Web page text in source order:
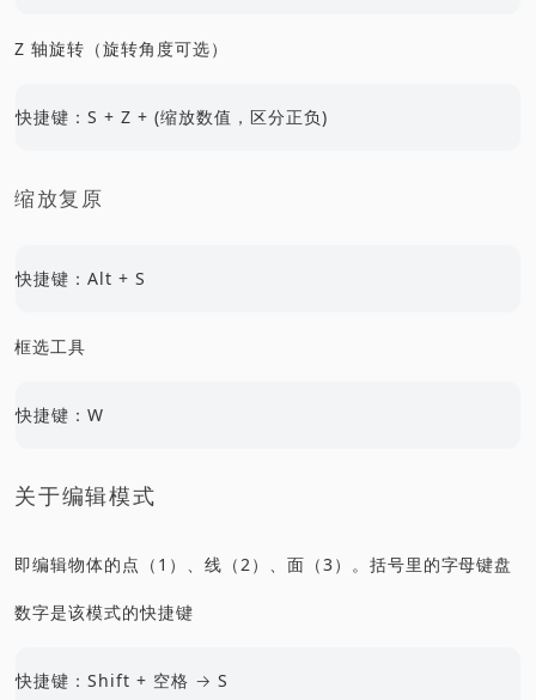
Z 轴旋转（旋转角度可选）
快捷键：S + Z + (缩放数值，区分正负)
缩放复原
快捷键：Alt + S
框选工具
快捷键：W
关于编辑模式
即编辑物体的点（1）、线（2）、面（3）。括号里的字母键盘
数字是该模式的快捷键
快捷键：Shift + 空格 → S